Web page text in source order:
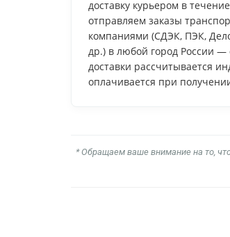
доставку курьером в
отправляем заказы
компаниями (СДЭК, ПЭК,
др.) в любой город России —
доставки рассчитывается
оплачивается при
* Обращаем ваше внимание на то,